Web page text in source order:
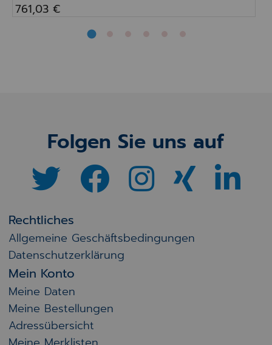
761,03 €
Folgen Sie uns auf
Rechtliches
Allgemeine Geschäftsbedingungen
Datenschutzerklärung
Mein Konto
Meine Daten
Meine Bestellungen
Adressübersicht